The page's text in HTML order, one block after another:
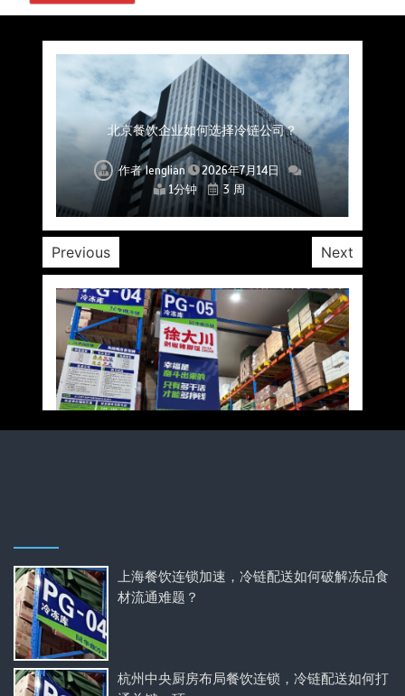
上海餐饮连锁加速，冷链配送如何破解冻品食材
流通难题？
作者lenglian
2026年7月14日
1分钟
3 周
杭州中央厨房布局餐饮连锁，冷链配送如何打通
关键一环
作者lenglian
2026年7月14日
1分钟
3 周
北京餐饮企业如何选择冷链公司？
作者lenglian
2026年7月14日
1分钟
3 周
深圳冷链物流如何护航餐饮连锁？冻品食材流通
全解析
作者lenglian
2026年7月14日
1分钟
3 周
北京餐饮仓配一体化的核心价值与落地实践解析
作者lenglian
2026年7月14日
1分钟
3 周
武汉冻品配送三要素：控温、时效、低成本如何
兼得？
作者lenglian
2026年7月14日
1分钟
3 周
重庆冷链布局解冻食材运输密码，餐饮连锁如何
稳控品质？
作者lenglian
2026年7月14日
1分钟
3 周
Previous Next
上海餐饮连锁加速，冷链配送如何破解冻品食
材流通难题？
杭州中央厨房布局餐饮连锁，冷链配送如何打